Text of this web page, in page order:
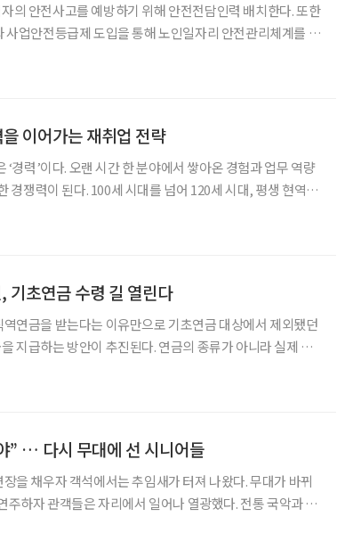
의 안전사고를 예방하기 위해 안전전담인력 배치한다. 또한
사업안전등급제 도입을 통해 노인일자리 안전관리체계를 대
이어가는 재취업 전략
경력’이다. 오랜 시간 한 분야에서 쌓아온 경험과 업무 역량
경쟁력이 된다. 100세 시대를 넘어 120세 시대, 평생 현역을
기초연금 수령 길 열린다
연금을 받는다는 이유만으로 기초연금 대상에서 제외됐던
지급하는 방안이 추진된다. 연금의 종류가 아니라 실제 받
” … 다시 무대에 선 시니어들
을 채우자 객석에서는 추임새가 터져 나왔다. 무대가 바뀌
주하자 관객들은 자리에서 일어나 열광했다. 전통 국악과 록